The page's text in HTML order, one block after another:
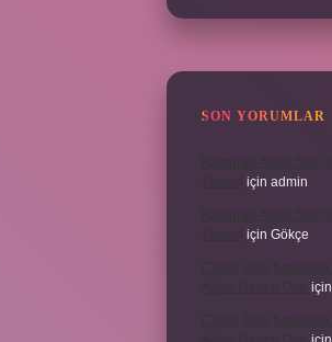
SON YORUMLAR
için admin
için Gökçe
için